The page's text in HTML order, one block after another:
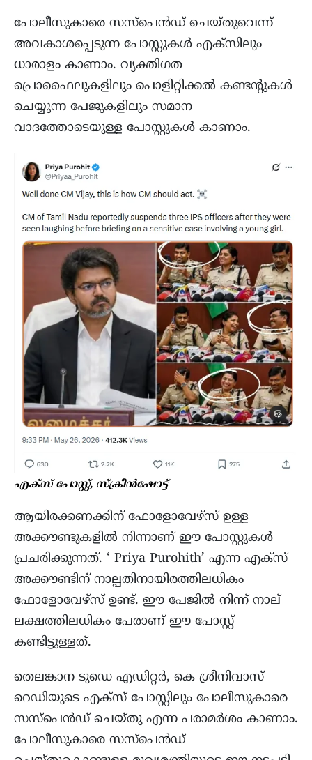
പോലീസുകാരെ സസ്പെൻഡ് ചെയ്തുവെന്ന്
അവകാശപ്പെടുന്ന പോസ്റ്റുകൾ എക്സിലും
ധാരാളം കാണാം. വ്യക്തിഗത
പ്രൊഫൈലുകളിലും പൊളിറ്റിക്കല്‍ കണ്ടന്റുകള്‍
ചെയ്യുന്ന പേജുകളിലും സമാന
വാദത്തോടെയുള്ള പോസ്റ്റുകള്‍ കാണാം.
എക്സ് പോസ്റ്റ്, സ്ക്രീൻഷോട്ട്
ആയിരക്കണക്കിന് ഫോളോവേഴ്സ് ഉള്ള
അക്കൗണ്ടുകളിൽ നിന്നാണ് ഈ പോസ്റ്റുകൾ
പ്രചരിക്കുന്നത്. ‘ Priya Purohith’ എന്ന എക്സ്
അക്കൗണ്ടിന് നാല്പതിനായിരത്തിലധികം
ഫോളോവേഴ്സ് ഉണ്ട്. ഈ പേജില്‍ നിന്ന് നാല്
ലക്ഷത്തിലധികം പേരാണ് ഈ പോസ്റ്റ്‌
കണ്ടിട്ടുള്ളത്.
തെലങ്കാന ടുഡെ എഡിറ്റർ, കെ ശ്രീനിവാസ്
റെഡിയുടെ എക്സ് പോസ്റ്റിലും പോലീസുകാരെ
സസ്പെൻഡ് ചെയ്തു എന്ന പരാമർശം കാണാം.
പോലീസുകാരെ സസ്പെന്‍ഡ്